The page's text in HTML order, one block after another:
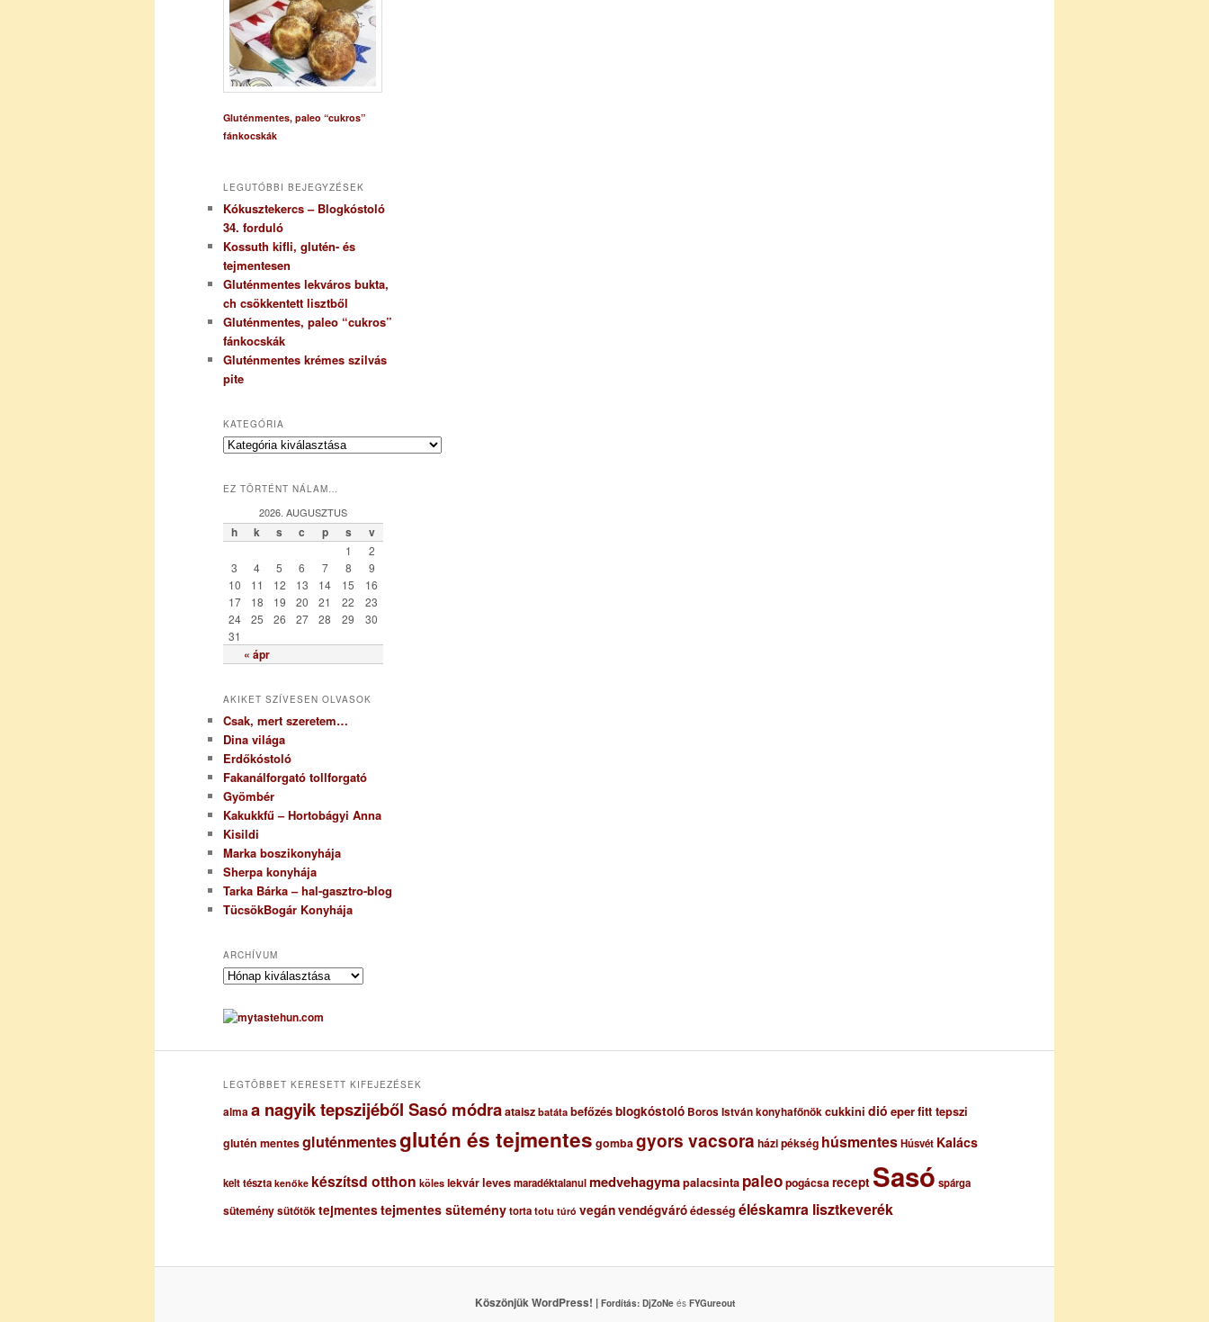
Gluténmentes, paleo “cukros”
fánkocskák
LEGUTÓBBI BEJEGYZÉSEK
Kókusztekercs – Blogkóstoló
34. forduló
Kossuth kifli, glutén- és
tejmentesen
Gluténmentes lekváros bukta,
ch csökkentett lisztből
Gluténmentes, paleo “cukros”
fánkocskák
Gluténmentes krémes szilvás
pite
KATEGÓRIA
K
e
r
EZ TÖRTÉNT NÁLAM…
2026. AUGUSZTUS
h k s c p s v
« ápr
1
2
3
4 5 6 7 8
9
10
11 12 13 14 15
16
17
18 19 20 21 22
23
24
25 26 27 28 29
30
31
AKIKET SZÍVESEN OLVASOK
Csak, mert szeretem…
Dina világa
Erdőkóstoló
Fakanálforgató tollforgató
Gyömbér
Kakukkfű – Hortobágyi Anna
Kisildi
Marka boszikonyhája
Sherpa konyhája
Tarka Bárka – hal-gasztro-blog
TücsökBogár Konyhája
ARCHÍVUM
A
c
h
uLEGTÖBBET KERESETT KIFEJEZÉSEK
almaa nagyik tepszijéből Sasó módraataisz batáta befőzésblogkóstoló Boros István konyhafőnökcukkini dió eperfitt tepszi
glutén mentesgluténmentesglutén és tejmentes gombagyors vacsora házi pékség húsmentesHúsvét Kalács
kelt tészta kenőke készítsd otthon köles lekvárlevesmaradéktalanulmedvehagymapalacsinta paleopogácsarecept Sasó spárga
süteménysütőtöktejmentestejmentes süteménytorta totu túró vegánvendégváróédesség éléskamra lisztkeverék
Köszönjük WordPress! | Fordítás: DjZoNeés FYGureout